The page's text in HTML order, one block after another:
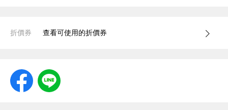
折價券 查看可使用的折價券